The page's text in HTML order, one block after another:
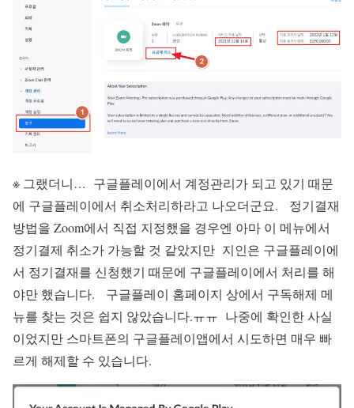
※ 그랬더니… 구글플레이에서 계정관리가 되고 있기 때문
에 구글플레이에서 취소처리하라고 나오더군요. 정기결재
방법을 Zoom에서 직접 지정했을 경우엔 아마 이 메뉴에서
정기결제 취소가 가능할 것 같았지만 지인은 구글플레이에
서 정기결재를 신청했기 때문에 구글플레이에서 처리를 해
야만 했습니다.
구글플레이 홈페이지 상에서 구독해제 메
뉴를 찾는 것은 쉽지 않았습니다.ㅠㅠ 나중에 확인한 사실
이었지만 스마트폰의 구글플레이앱에서 시도하면 매우 빠
르게 해제할 수 있습니다.